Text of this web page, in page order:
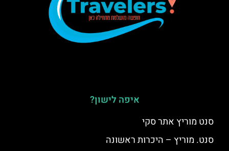
איפה לישון?
סנט מוריץ אתר סקי
סנט. מוריץ – היכרות ראשונה